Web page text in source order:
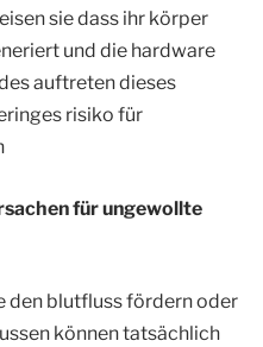
sie dass ihr körper
und die hardware
auftreten dieses
risiko für
für ungewollte
den blutfluss fördern oder
können tatsächlich